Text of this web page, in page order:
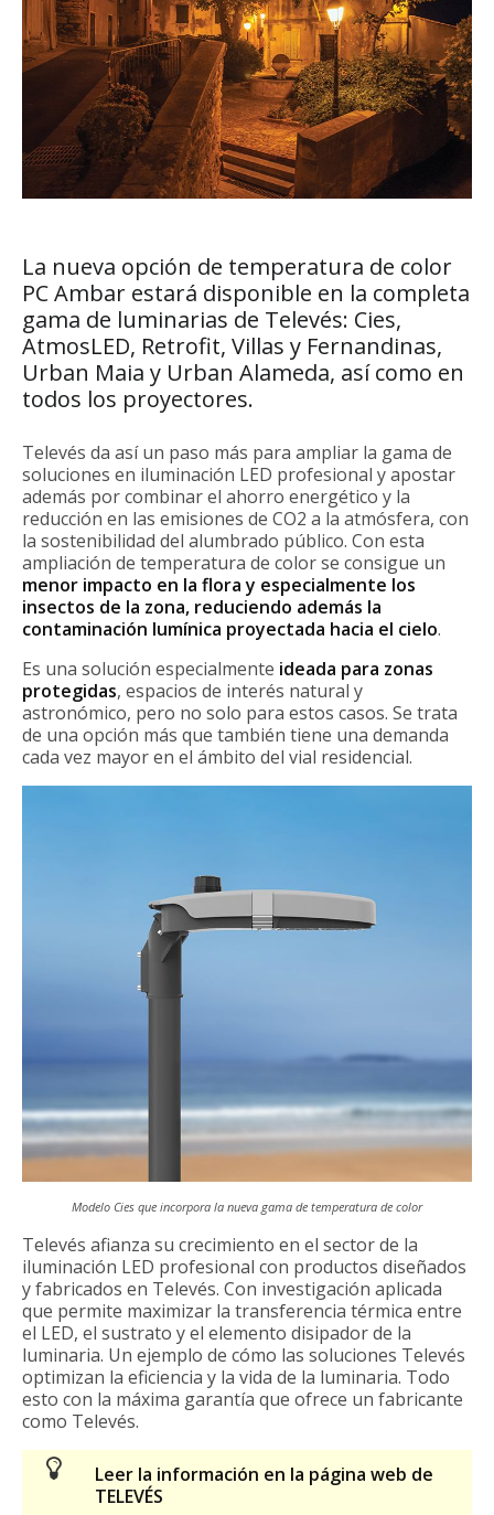
La nueva opción de temperatura de color
PC Ambar estará disponible en la completa
gama de luminarias de Televés: Cies,
AtmosLED, Retrofit, Villas y Fernandinas,
Urban Maia y Urban Alameda, así como en
todos los proyectores.
Televés da así un paso más para ampliar la gama de
soluciones en iluminación LED profesional y apostar
además por combinar el ahorro energético y la
reducción en las emisiones de CO2 a la atmósfera, con
la sostenibilidad del alumbrado público. Con esta
ampliación de temperatura de color se consigue un
menor impacto en la flora y especialmente los
insectos de la zona, reduciendo además la
contaminación lumínica proyectada hacia el cielo.
Es una solución especialmente ideada para zonas
protegidas, espacios de interés natural y
astronómico, pero no solo para estos casos. Se trata
de una opción más que también tiene una demanda
cada vez mayor en el ámbito del vial residencial.
Modelo Cies que incorpora la nueva gama de temperatura de color
Televés afianza su crecimiento en el sector de la
iluminación LED profesional con productos diseñados
y fabricados en Televés. Con investigación aplicada
que permite maximizar la transferencia térmica entre
el LED, el sustrato y el elemento disipador de la
luminaria. Un ejemplo de cómo las soluciones Televés
optimizan la eficiencia y la vida de la luminaria. Todo
esto con la máxima garantía que ofrece un fabricante
como Televés.
Leer la información en la página web de
TELEVÉS